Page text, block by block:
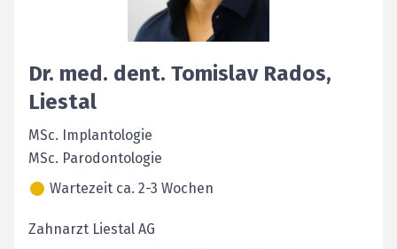
Dr. med. dent. Tomislav Rados,
Liestal
MSc. Implantologie
MSc. Parodontologie
Wartezeit ca. 2-3 Wochen
Zahnarzt Liestal AG